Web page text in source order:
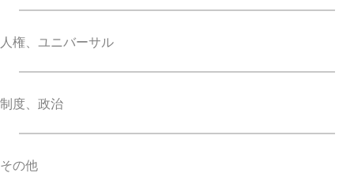
人権、ユニバーサル
制度、政治
その他